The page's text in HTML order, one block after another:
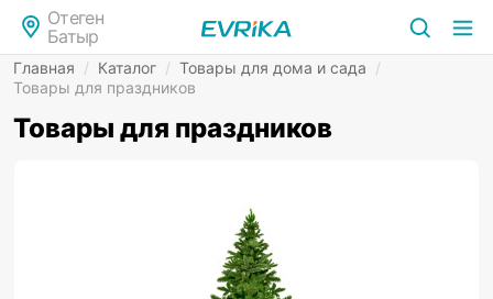
Отеген
Батыр
Главная / Каталог / Товары для дома и сада /
Товары для праздников
Товары для праздников